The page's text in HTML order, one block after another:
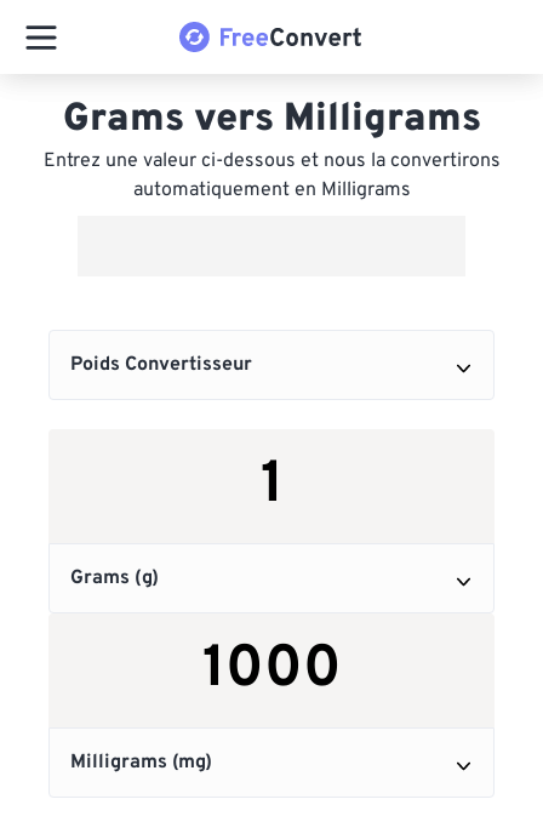
Grams vers Milligrams
Entrez une valeur ci-dessous et nous la convertirons
automatiquement en Milligrams